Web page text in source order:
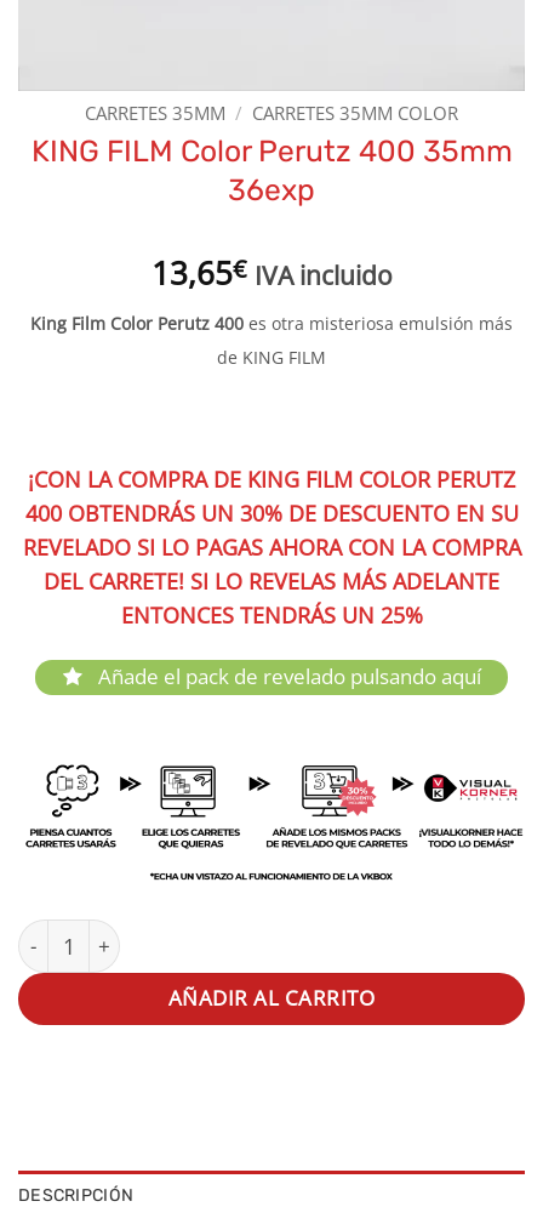
CARRETES 35MM / CARRETES 35MM COLOR
KING FILM Color Perutz 400 35mm
36exp
13,65€ IVA incluido
King Film Color Perutz 400 es otra misteriosa emulsión más
de KING FILM
¡CON LA COMPRA DE KING FILM COLOR PERUTZ
400 OBTENDRÁS UN 30% DE DESCUENTO EN SU
REVELADO SI LO PAGAS AHORA CON LA COMPRA
DEL CARRETE! SI LO REVELAS MÁS ADELANTE
ENTONCES TENDRÁS UN 25%
Añade el pack de revelado pulsando aquí
KING FILM Color Perutz 400 35mm 36exp cantidad
AÑADIR AL CARRITO
DESCRIPCIÓN